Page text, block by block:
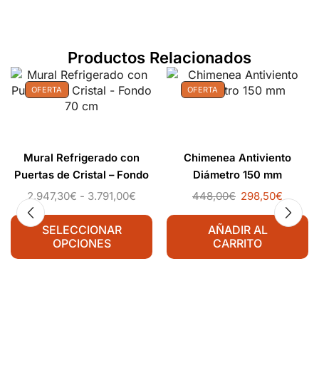
Productos Relacionados
OFERTA
Mural Refrigerado con
Puertas de Cristal – Fondo
70 cm
2.947,30€ - 3.791,00€
SELECCIONAR
OPCIONES
OFERTA
Chimenea Antiviento
Diámetro 150 mm
448,00€ 298,50€
AÑADIR AL
CARRITO